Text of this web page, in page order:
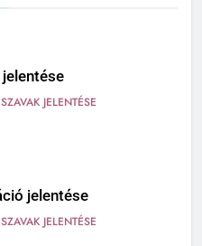
JELENTÉSE
jelentése
JELENTÉSE